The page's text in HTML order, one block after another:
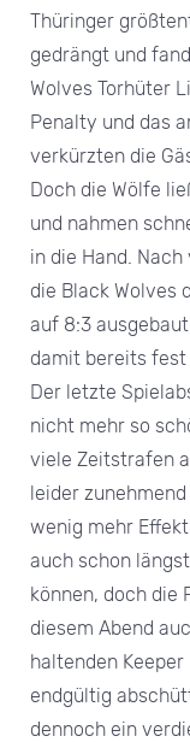
Thüringer
gedrängt und
Wolves Torhüter
Penalty und das
verkürzten die
Doch die Wölfe
und nahmen
in die Hand.
die Black Wolves
auf 8:3
damit bereits fest
Der letzte
nicht mehr so
viele Zeitstrafen
leider
wenig mehr
auch schon
können, doch die
diesem Abend
haltenden
endgültig
dennoch ein